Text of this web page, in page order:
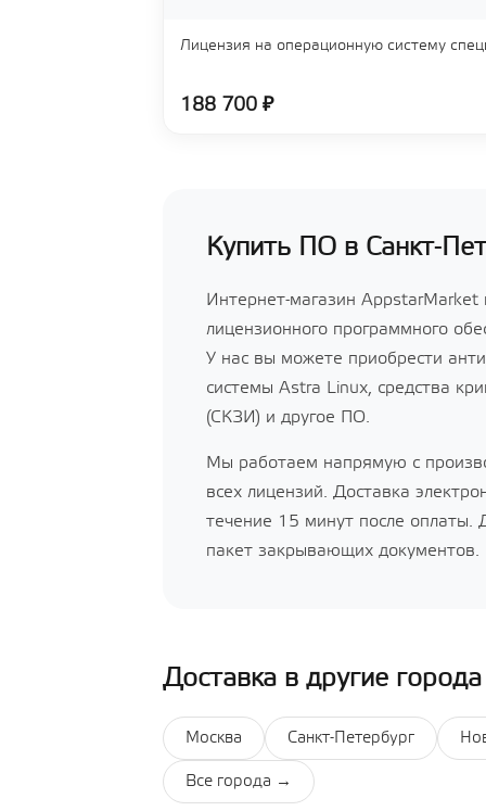
Лицензия на операционную систему
188 700 ₽
Купить ПО в Санкт-
Интернет-магазин
лицензионного программного
У нас вы можете приобрести
системы Astra Linux, средства
(СКЗИ) и другое ПО.
Мы работаем напрямую с
всех лицензий. Доставка
течение 15 минут после оплаты.
пакет закрывающих документов.
Доставка в другие города
Москва Санкт-Петербург
Все города →